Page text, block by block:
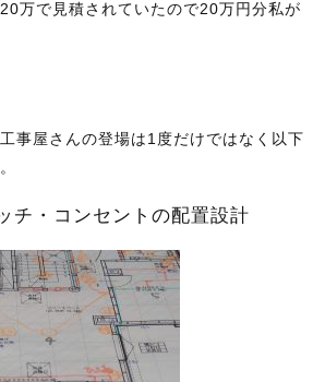
万で見積されていたので20万円分私が
事屋さんの登場は1度だけではなく以下
チ・コンセントの配置設計